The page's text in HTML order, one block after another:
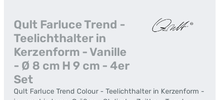
Qult Farluce Trend -
Teelichthalter in
Kerzenform - Vanille
- Ø 8 cm H 9 cm - 4er
Set
Qult Farluce Trend Colour - Teelichthalter in Kerzenform -